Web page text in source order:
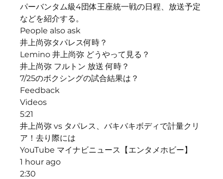
パーバンタム級4団体王座統一戦の日程、放送予定
などを紹介する。
People also ask
井上尚弥タパレス何時？
Lemino 井上尚弥 どうやって見る？
井上尚弥 フルトン 放送 何時？
7/25のボクシングの試合結果は？
Feedback
Videos
5:21
井上尚弥 vs タパレス、バキバキボディで計量クリ
ア！去り際には
YouTube マイナビニュース【エンタメホビー】
1 hour ago
2:30